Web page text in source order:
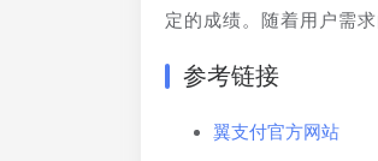
定的成绩。随着用户需
参考链接
翼支付官方网站